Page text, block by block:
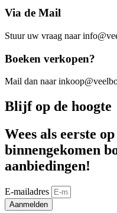
Via de Mail
Stuur uw vraag naar
Boeken verkopen?
Mail dan naar
Blijf op de hoogte
Wees als eerste
binnengekomen
aanbiedingen!
E-mailadres
Aanmelden